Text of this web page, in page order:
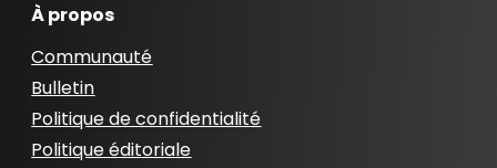
À propos
Communauté
Bulletin
Politique de confidentialité
Politique éditoriale